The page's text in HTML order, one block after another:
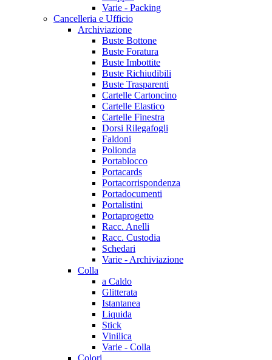
Varie - Packing
Cancelleria e Ufficio
Archiviazione
Buste Bottone
Buste Foratura
Buste Imbottite
Buste Richiudibili
Buste Trasparenti
Cartelle Cartoncino
Cartelle Elastico
Cartelle Finestra
Dorsi Rilegafogli
Faldoni
Polionda
Portablocco
Portacards
Portacorrispondenza
Portadocumenti
Portalistini
Portaprogetto
Racc. Anelli
Racc. Custodia
Schedari
Varie - Archiviazione
Colla
a Caldo
Glitterata
Istantanea
Liquida
Stick
Vinilica
Varie - Colla
Colori